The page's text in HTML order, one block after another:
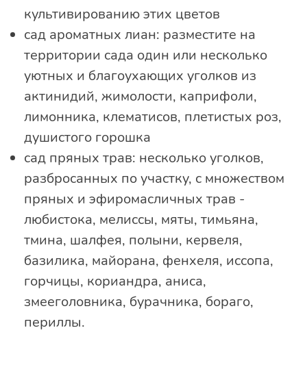
культивированию этих цветов
сад ароматных лиан: разместите на
территории сада один или несколько
уютных и благоухающих уголков из
актинидий, жимолости, каприфоли,
лимонника, клематисов, плетистых роз,
душистого горошка
сад пряных трав: несколько уголков,
разбросанных по участку, с множеством
пряных и эфиромасличных трав -
любистока, мелиссы, мяты, тимьяна,
тмина, шалфея, полыни, кервеля,
базилика, майорана, фенхеля, иссопа,
горчицы, кориандра, аниса,
змееголовника, бурачника, бораго,
периллы.